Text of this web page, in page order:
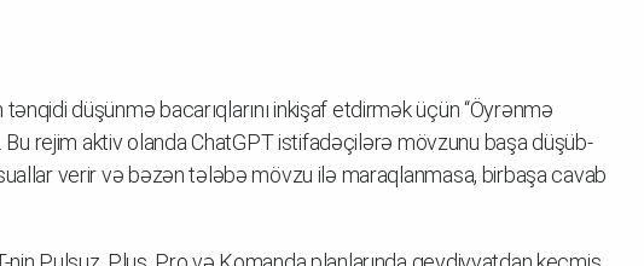
düşünmə bacarıqlarını inkişaf etdirmək üçün “Öyrənmə
Bu rejim aktiv olanda ChatGPT istifadəçilərə mövzunu başa düşüb-
verir və bəzən tələbə mövzu ilə maraqlanmasa, birbaşa cavab